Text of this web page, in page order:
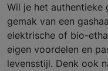
Wil je het authentieke
gemak van een
elektrische of bio-
eigen voordelen en
levensstijl. Denk ook